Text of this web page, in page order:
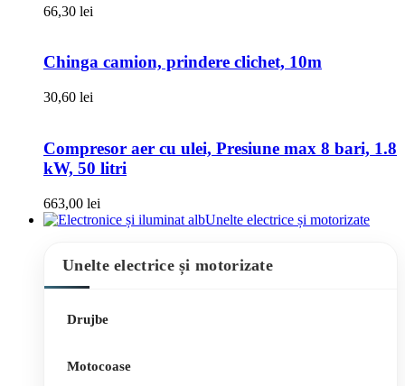
66,30 lei
Chinga camion, prindere clichet, 10m
30,60 lei
Compresor aer cu ulei, Presiune max 8 bari, 1.8
kW, 50 litri
663,00 lei
Unelte electrice și motorizate
Unelte electrice și motorizate
Drujbe
Motocoase